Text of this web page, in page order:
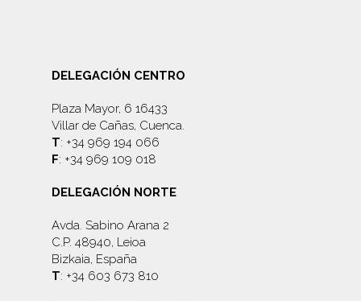
DELEGACIÓN CENTRO
Plaza Mayor, 6 16433
Villar de Cañas, Cuenca.
T: +34 969 194 066
F: +34 969 109 018
DELEGACIÓN NORTE
Avda. Sabino Arana 2
C.P. 48940, Leioa
Bizkaia, España
T: +34 603 673 810